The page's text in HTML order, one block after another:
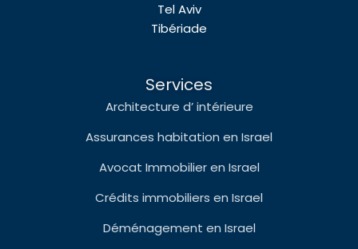
Tel Aviv
Tibériade
Services
Architecture d’ intérieure
Assurances habitation en Israel
Avocat Immobilier en Israel
Crédits immobiliers en Israel
Déménagement en Israel